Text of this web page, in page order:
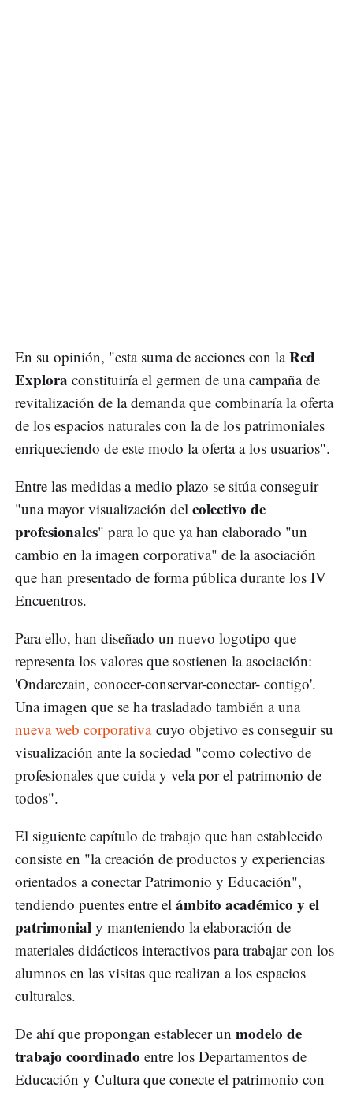
En su opinión, "esta suma de acciones con laRed
Explora constituiría el germen de una campaña de
revitalización de la demanda que combinaría la oferta
de los espacios naturales con la de los patrimoniales
enriqueciendo de este modo la oferta a los usuarios".
Entre las medidas a medio plazo se sitúa conseguir
"una mayor visualización del colectivo de
profesionales" para lo que ya han elaborado "un
cambio en la imagen corporativa" de la asociación
que han presentado de forma pública durante los IV
Encuentros.
Para ello, han diseñado un nuevo logotipo que
representa los valores que sostienen la asociación:
'Ondarezain, conocer-conservar-conectar- contigo'.
Una imagen que se ha trasladado también a una
nueva web corporativacuyo objetivo es conseguir su
visualización ante la sociedad "como colectivo de
profesionales que cuida y vela por el patrimonio de
todos".
El siguiente capítulo de trabajo que han establecido
consiste en "la creación de productos y experiencias
orientados a conectar Patrimonio y Educación",
tendiendo puentes entre el ámbito académico y el
patrimonial y manteniendo la elaboración de
materiales didácticos interactivos para trabajar con los
alumnos en las visitas que realizan a los espacios
culturales.
De ahí que propongan establecer un modelo de
trabajo coordinado entre los Departamentos de
Educación y Cultura que conecte el patrimonio con